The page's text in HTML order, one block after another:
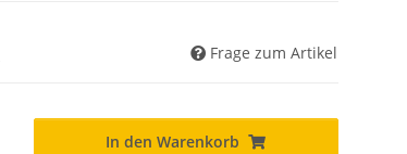
Frage zum Artikel
In den Warenkorb